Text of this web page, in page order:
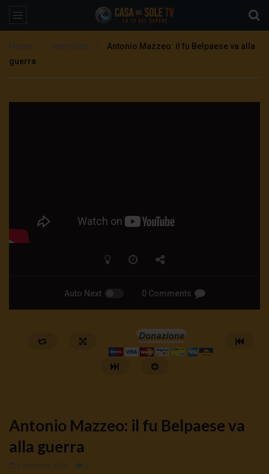
Antonio Mazzeo: il fu Belpaese va alla
guerra
Auto Next 0 Comments
Antonio Mazzeo: il fu Belpaese va
alla guerra